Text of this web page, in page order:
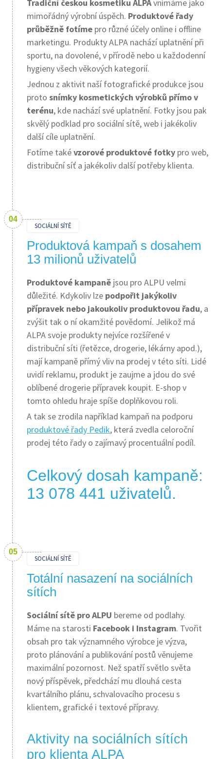
Tradiční českou kosmetiku ALPAvnímáme jako
mimořádný výrobní úspěch. Produktové řady
průběžně fotíme pro různé účely online i offline
marketingu. Produkty ALPA nachází uplatnění při
sportu, na dovolené, v přírodě nebo u každodenní
hygieny všech věkových kategorií.
Jednou z aktivit naší fotografické produkce jsou
proto snímky kosmetických výrobků přímo v
terénu, kde nachází své uplatnění. Fotky jsou pak
skvělý podklad pro sociální sítě, web i jakékoliv
další cíle uplatnění.
Fotíme takévzorové produktové fotky pro web,
distribuční síť a jakékoliv další potřeby klienta.
SOCIÁLNÍ SÍTĚ
Produktová kampaň s dosahem
13 milionů uživatelů
Produktové kampaně jsou pro ALPU velmi
důležité. Kdykoliv lze podpořit jakýkoliv
přípravek nebo jakoukoliv produktovou řadu, a
zvýšit tak o ní okamžité povědomí. Jelikož má
ALPA svoje produkty nejvíce rozšířené v
distribuční síti (řetězce, drogerie, lékárny apod.),
mají kampaně přímý vliv na prodej v této síti. Lidé
uvidí reklamu, produkt je zaujme a jdou do své
oblíbené drogerie přípravek koupit. E-shop v
tomto ohledu hraje spíše doplňkovou roli.
A tak se zrodila například kampaň na podporu
produktové řady Pedik, která zvedla celoroční
prodej této řady o zajímavý procentuální podíl.
Celkový dosah kampaně:
13 078 441 uživatelů.
SOCIÁLNÍ SÍTĚ
Totální nasazení na sociálních
sítích
Sociální sítě pro ALPU bereme od podlahy.
Máme na starosti Facebook i Instagram. Tvořit
obsah pro tak významného výrobce je výzva,
proto plánování a publikování postů věnujeme
maximální pozornost. Než spatří světlo světa
nový příspěvek, předchází mu dlouhá cesta
kvartálního plánu, schvalovacího procesu s
klientem, grafické i textové přípravy.
Aktivity na sociálních sítích
pro klienta ALPA